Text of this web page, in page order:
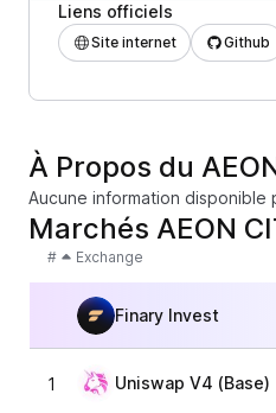
Liens officiels
Site internet Github
À Propos du
Aucune information disponible
Marchés AEON
# Exchange
Finary Invest
1 Uniswap V4 (Base)